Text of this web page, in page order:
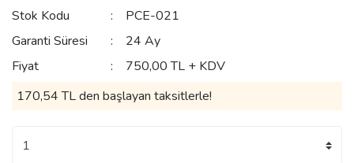
Stok Kodu
PCE-021
Garanti Süresi
24 Ay
Fiyat
750,00 TL + KDV
170,54 TL den başlayan taksitlerle!